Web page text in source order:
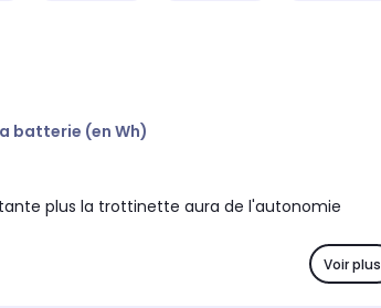
batterie (en Wh)
plus la trottinette aura de l'autonomie
Voir plus